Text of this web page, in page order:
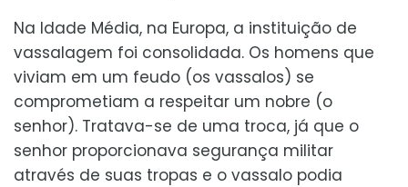
Na Idade Média, na Europa, a instituição de
vassalagem foi consolidada. Os homens que
viviam em um feudo (os vassalos) se
comprometiam a respeitar um nobre (o
senhor). Tratava-se de uma troca, já que o
senhor proporcionava segurança militar
através de suas tropas e o vassalo podia